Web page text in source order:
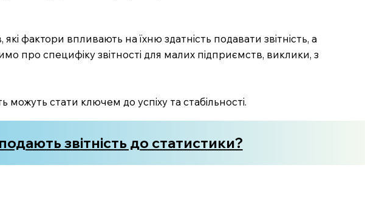
фактори впливають на їхню здатність подавати звітність, а
про специфіку звітності для малих підприємств, виклики, з
можуть стати ключем до успіху та стабільності.
звітність до статистики?